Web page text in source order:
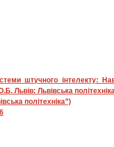
штучного інтелекту:
Львів: Львівська
політехніка”)